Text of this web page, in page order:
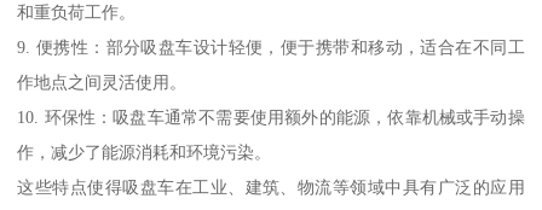
和重负荷工作。
9. 便携性：部分吸盘车设计轻便，便于携带和移动，适合在不同工
作地点之间灵活使用。
10. 环保性：吸盘车通常不需要使用额外的能源，依靠机械或手动操
作，减少了能源消耗和环境污染。
这些特点使得吸盘车在工业、建筑、物流等领域中具有广泛的应用